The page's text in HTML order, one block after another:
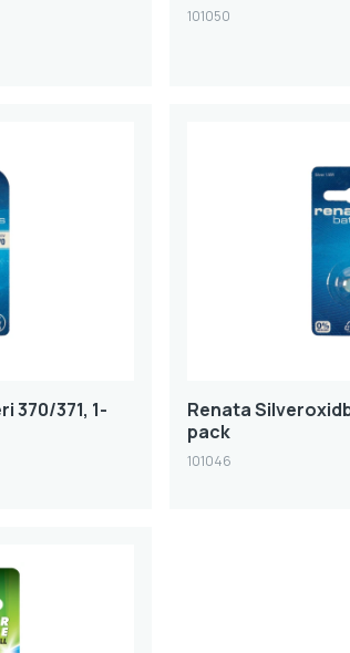
101050
370/371, 1-
Renata
pack
101046